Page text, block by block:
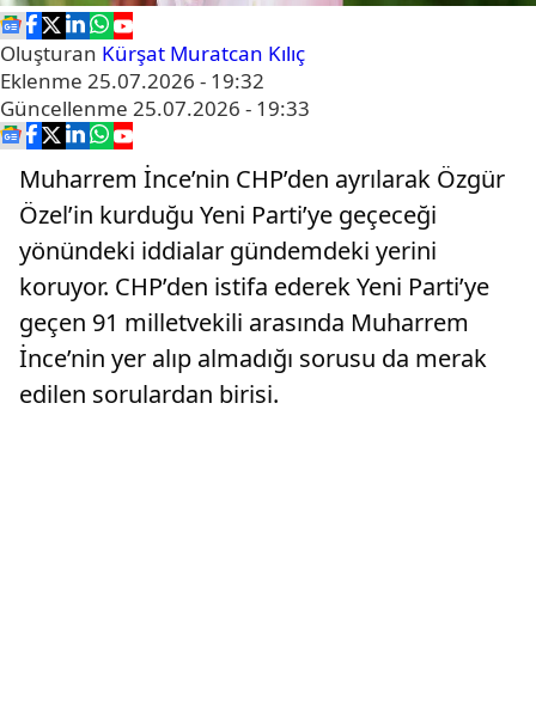
Oluşturan Kürşat Muratcan Kılıç
Eklenme 25.07.2026 - 19:32
Güncellenme 25.07.2026 - 19:33
Muharrem İnce’nin CHP’den ayrılarak Özgür
Özel’in kurduğu Yeni Parti’ye geçeceği
yönündeki iddialar gündemdeki yerini
koruyor. CHP’den istifa ederek Yeni Parti’ye
geçen 91 milletvekili arasında Muharrem
İnce’nin yer alıp almadığı sorusu da merak
edilen sorulardan birisi.